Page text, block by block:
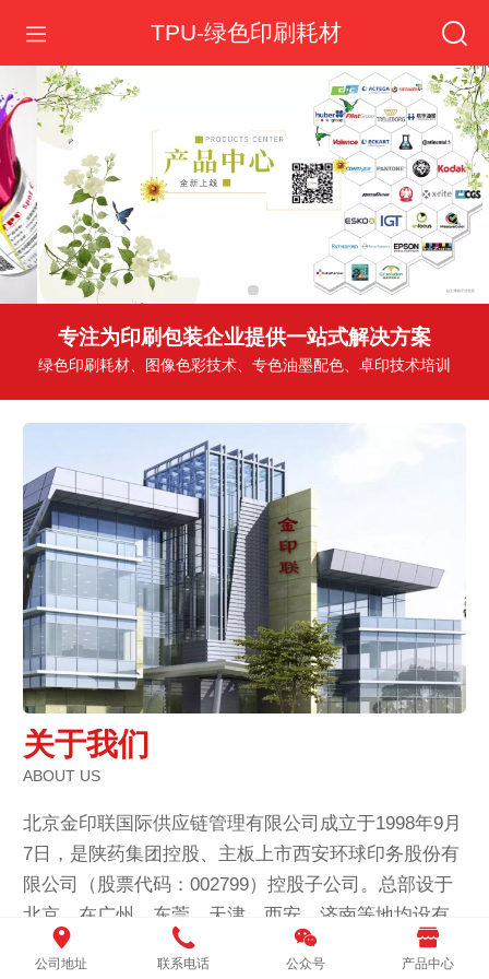
TPU-绿色印刷耗材
专注为印刷包装企业提供一站式解决方案
绿色印刷耗材、图像色彩技术、专色油墨配色、卓印技术培训
关于我们
ABOUT US
北京金印联国际供应链管理有限公司成立于1998年9月
7日，是陕药集团控股、主板上市西安环球印务股份有
限公司（股票代码：002799）控股子公司。总部设于
北京，在广州、东莞、天津、西安、济南等地均设有
子公司或办事处，是一家成立20余年，专业从事印刷
公司地址 联系电话 公众号 产品中心